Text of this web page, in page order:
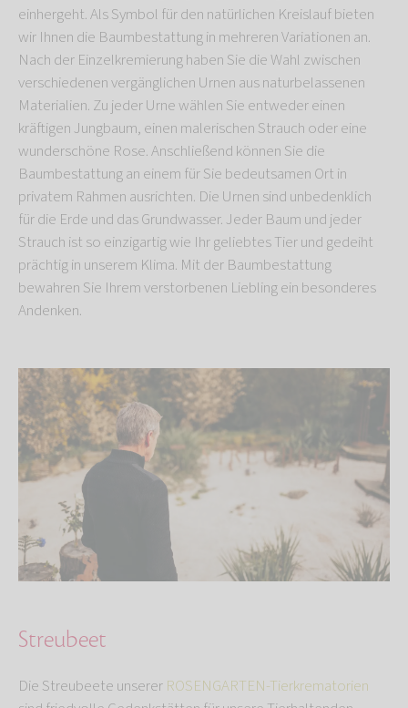
einhergeht. Als Symbol für den natürlichen Kreislauf bieten
wir Ihnen die Baumbestattung in mehreren Variationen an.
Nach der Einzelkremierung haben Sie die Wahl zwischen
verschiedenen vergänglichen Urnen aus naturbelassenen
Materialien. Zu jeder Urne wählen Sie entweder einen
kräftigen Jungbaum, einen malerischen Strauch oder eine
wunderschöne Rose. Anschließend können Sie die
Baumbestattung an einem für Sie bedeutsamen Ort in
privatem Rahmen ausrichten. Die Urnen sind unbedenklich
für die Erde und das Grundwasser. Jeder Baum und jeder
Strauch ist so einzigartig wie Ihr geliebtes Tier und gedeiht
prächtig in unserem Klima. Mit der Baumbestattung
bewahren Sie Ihrem verstorbenen Liebling ein besonderes
Andenken.
Streubeet
Die Streubeete unserer ROSENGARTEN-Tierkrematorien